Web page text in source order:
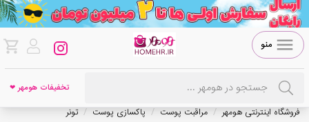
منو
تخفیفات هومهر ❤
فروشگاه اینترنتی هومهر / مراقبت پوست / پاکسازی پوست / تونر